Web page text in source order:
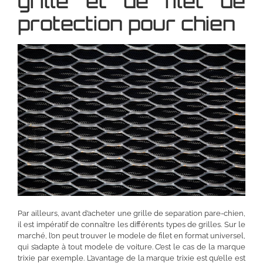
protection pour chien
Par ailleurs, avant d’acheter une grille de separation pare-chien,
il est impératif de connaître les différents types de grilles. Sur le
marché, l’on peut trouver le modele de filet en format universel,
qui s’adapte à tout modele de voiture. C’est le cas de la marque
trixie par exemple. L’avantage de la marque trixie est qu’elle est